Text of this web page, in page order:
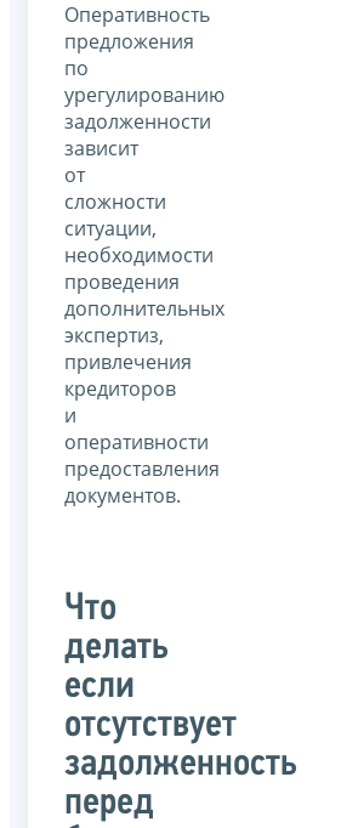
Оперативность
предложения
по
урегулированию
задолженности
зависит
от
сложности
ситуации,
необходимости
проведения
дополнительных
экспертиз,
привлечения
кредиторов
и
оперативности
предоставления
документов.
Что
делать
если
отсутствует
задолженность
перед